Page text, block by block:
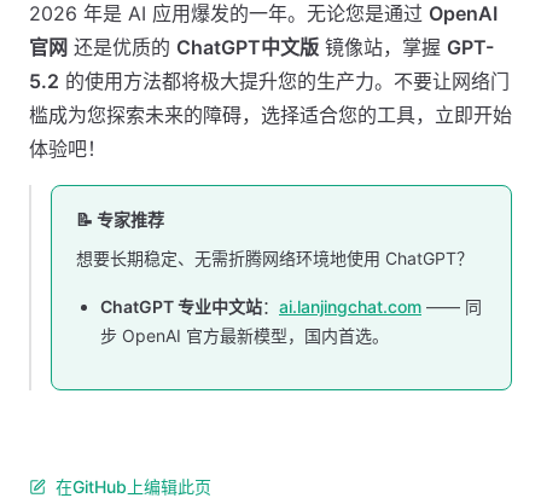
2026 年是 AI 应用爆发的一年。无论您是通过 OpenAI
官网 还是优质的 ChatGPT中文版 镜像站，掌握 GPT-
5.2 的使用方法都将极大提升您的生产力。不要让网络门
槛成为您探索未来的障碍，选择适合您的工具，立即开始
体验吧！
📝 专家推荐
想要长期稳定、无需折腾网络环境地使用 ChatGPT？
ChatGPT 专业中文站： ai.lanjingchat.com —— 同
步 OpenAI 官方最新模型，国内首选。
在GitHub上编辑此页